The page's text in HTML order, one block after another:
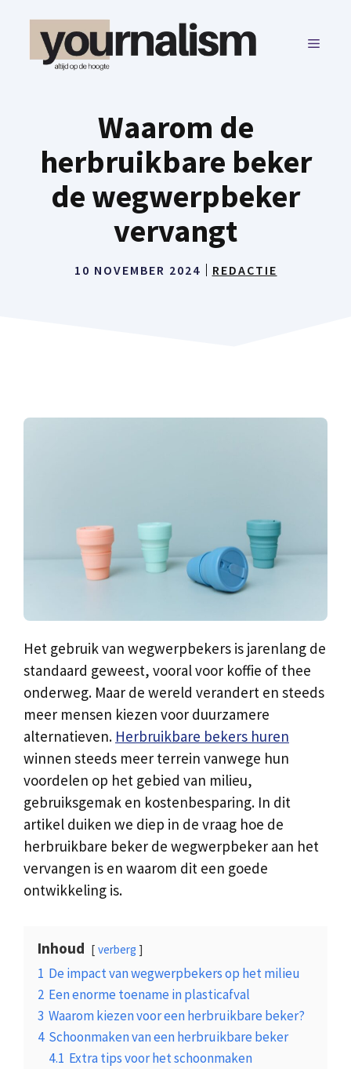
MENU
Waarom de
herbruikbare beker
de wegwerpbeker
vervangt
10 NOVEMBER 2024 REDACTIE
Het gebruik van wegwerpbekers is jarenlang de
standaard geweest, vooral voor koffie of thee
onderweg. Maar de wereld verandert en steeds
meer mensen kiezen voor duurzamere
alternatieven. Herbruikbare bekers huren
winnen steeds meer terrein vanwege hun
voordelen op het gebied van milieu,
gebruiksgemak en kostenbesparing. In dit
artikel duiken we diep in de vraag hoe de
herbruikbare beker de wegwerpbeker aan het
vervangen is en waarom dit een goede
ontwikkeling is.
Inhoud verberg
1 De impact van wegwerpbekers op het milieu
2 Een enorme toename in plasticafval
3 Waarom kiezen voor een herbruikbare beker?
4 Schoonmaken van een herbruikbare beker
4.1 Extra tips voor het schoonmaken